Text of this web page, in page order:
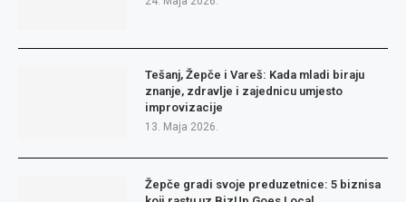
Tešanj, Žepče i Vareš: Kada mladi biraju
znanje, zdravlje i zajednicu umjesto
improvizacije
13. Maja 2026.
Žepče gradi svoje preduzetnice: 5 biznisa